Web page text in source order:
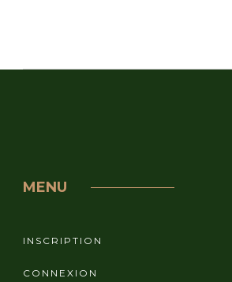
MENU
INSCRIPTION
CONNEXION